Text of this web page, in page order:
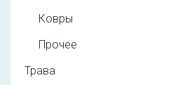
Ковры
Прочее
Трава